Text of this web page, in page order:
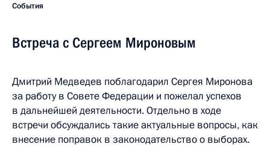
События
Встреча с Сергеем Мироновым
Дмитрий Медведев поблагодарил Сергея Миронова
за работу в Совете Федерации и пожелал успехов
в дальнейшей деятельности. Отдельно в ходе
встречи обсуждались такие актуальные вопросы, как
внесение поправок в законодательство о выборах.